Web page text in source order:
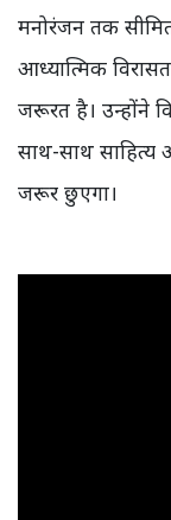
मनोरंजन तक
आध्यात्मिक
जरूरत है। उन्होंने
साथ-साथ साहित्य
जरूर छुएगा।